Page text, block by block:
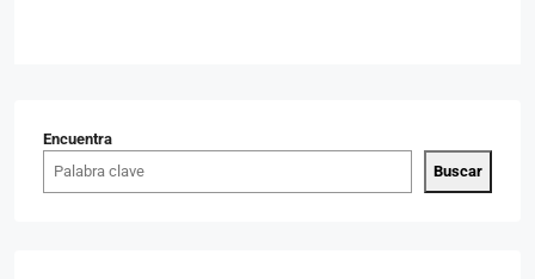
Encuentra
Buscar